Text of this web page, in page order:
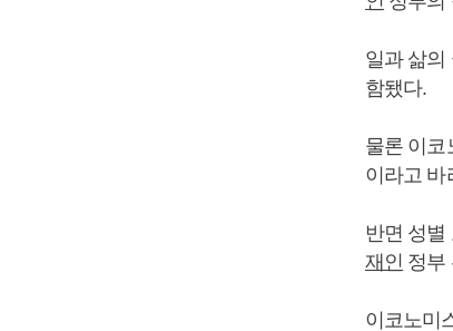
일과 삶의
함됐다.
물론 이코
이라고 바
반면 성별
재인 정부
이코노미